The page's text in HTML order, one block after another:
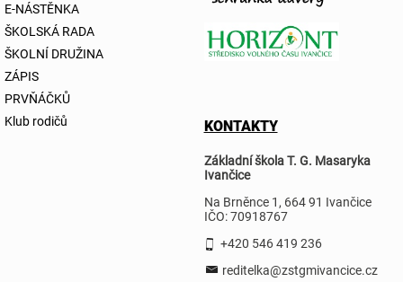
E-NÁSTĚNKA
ŠKOLSKÁ RADA
ŠKOLNÍ DRUŽINA
ZÁPIS
PRVŇÁČKŮ
Klub rodičů
KONTAKTY
Základní škola T. G. Masaryka
Ivančice
Na Brněnce 1, 664 91 Ivančice
IČO: 70918767
+420 546 419 236
reditelka@zstgmivancice.cz